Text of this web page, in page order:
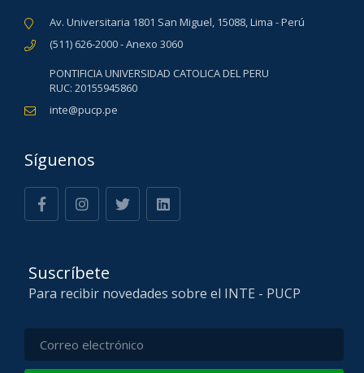
Av. Universitaria 1801 San Miguel, 15088, Lima - Perú
(511) 626-2000 - Anexo 3060
PONTIFICIA UNIVERSIDAD CATOLICA DEL PERU
RUC: 20155945860
inte@pucp.pe
Síguenos
Suscríbete
Para recibir novedades sobre el INTE - PUCP